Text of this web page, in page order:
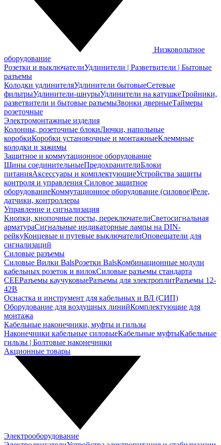
Низковольтное
оборудование
Розетки и выключателиУдлинители | Разветвители | Бытовые
разъемы
Колодки удлинителяУдлинители бытовыеСетевые
фильтрыУдлинители-шнурыУдлинители на катушкеТройники,
разветвители и бытовые разъемыЗвонки дверныеТаймеры
розеточные
Электромонтажные изделия
Колонны, розеточные блокиЛючки, напольные
коробкиКоробки установочные и монтажныеКлеммные
колодки и зажимы
Защитное и коммутационное оборудование
Шины соединительныеПредохранителиБлоки
питанияАксессуары и комплектующиеУстройства защиты
контроля и управления Силовое защитное
оборудованиеКоммутационное оборудование (силовое)Реле,
датчики, контроллеры
Управление и сигнализация
Кнопки, кнопочные посты, переключателиСветосигнальная
арматураСигнальные индикаторные лампы на DIN-
рейкуКонцевые и путевые выключателиОповещатели для
сигнализаций
Силовые разъемы
Силовые Вилки BalsРозетки BalsКомбинационные модули
кабельных розеток и вилокСиловые разъемы стандарта
CEEРазъемы каучуковыеРазъемы для электроплитРазъемы 12-
42В
Оснастка и инструмент для кабельных и ВЛ (СИП)
Оборудование для воздушных линийКомплектующие для
монтажа
Кабельные наконечники, муфты и гильзы
Наконечники кабельные силовыеКабельные муфтыКабельные
гильзы | Болтовые наконечники
Акционные товары
Электрооборудование